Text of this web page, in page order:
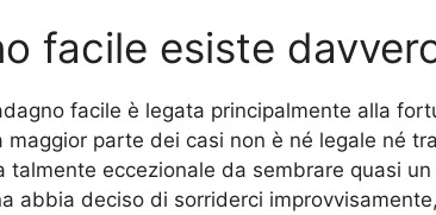
facile esiste
facile è legata principalmente alla
maggior parte dei casi non è né legale né
talmente eccezionale da sembrare quasi
abbia deciso di sorriderci